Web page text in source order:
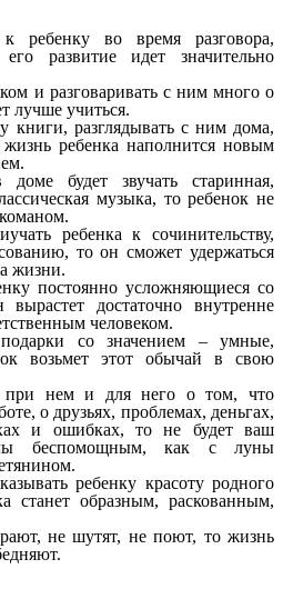
к ребенку во время разговора,
развитие идет значительно
и разговаривать с ним много о
лучше учиться.
книги, разглядывать с ним дома,
ребенка наполнится новым
будет звучать старинная,
музыка, то ребенок не
ребенка к сочинительству,
то он сможет удержаться
жизни.
постоянно усложняющиеся со
достаточно внутренне
человеком.
со значением – умные,
возьмет этот обычай в свою
при нем и для него о том, что
о друзьях, проблемах, деньгах,
и ошибках, то не будет ваш
беспомощным, как с луны
ребенку красоту родного
станет образным, раскованным,
не шутят, не поют, то жизнь